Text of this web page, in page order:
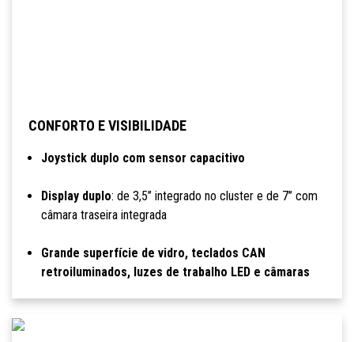
CONFORTO E VISIBILIDADE
Joystick duplo com sensor capacitivo
Display duplo: de 3,5’’ integrado no cluster e de 7’’ com
câmara traseira integrada
Grande superfície de vidro, teclados CAN
retroiluminados, luzes de trabalho LED e câmaras